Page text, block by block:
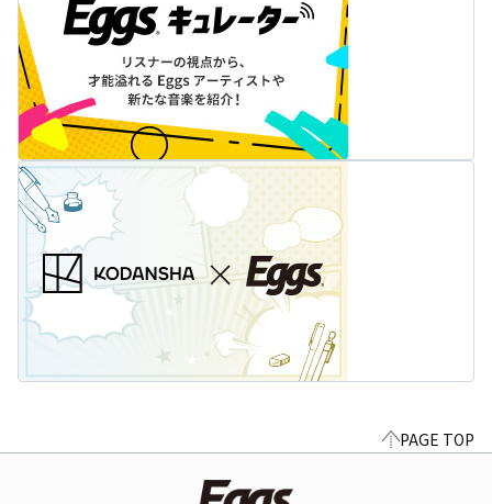
PAGE TOP